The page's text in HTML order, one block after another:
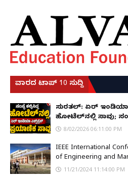
ವಾರದ ಟಾಪ್ 10 ಸುದ್ದಿ
ಸುರತ್ಕಲ್: ಏರ್
ಹೋಟೆಲ್‌ನಲ್ಲಿ ಸಾವು;
8/02/2026 06:11:00 PM
IEEE International
of Engineering and
11/21/2024 11:14:00 PM